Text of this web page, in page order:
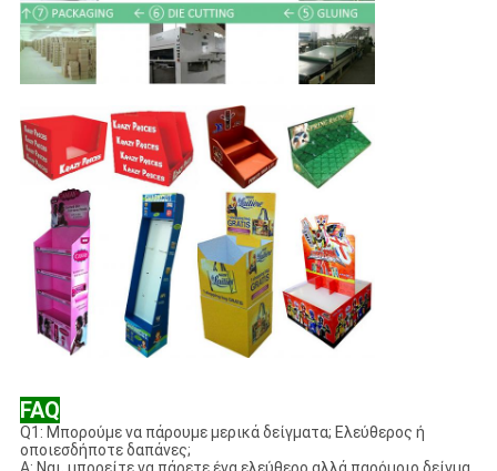
FAQ
Q1: Μπορούμε να πάρουμε μερικά δείγματα; Ελεύθερος ή
οποιεσδήποτε δαπάνες;